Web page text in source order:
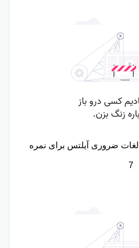
. نمونه پکیج آموزش 104 لغات ضروری آیلتس برای نمره
7